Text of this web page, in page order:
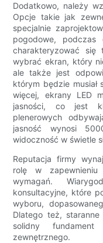
Dodatkowo, należy
Opcje takie jak
specjalnie
pogodowe,
charakteryzować się
wybrać ekran, który
ale także jest
którym będzie musiał
więcej, ekrany LED
jasności, co jest
plenerowych
jasność wynosi
widoczność w świetle
Reputacja firmy
rolę w zapewnieniu
wymagań.
konsultacyjne, które
wyboru,
Dlatego też,
solidny
zewnętrznego.